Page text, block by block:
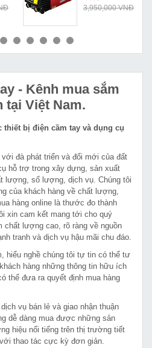
MUA NGAY
3,950,000 VNĐ
- Kênh mua sắm
Việt Nam.
thiết bị điện cầm tay và dụng cụ
đà phát triển và đổi mới của đất
hỗ trợ trong xây dựng, sản xuất
lượng, số lượng, dịch vụ. Chúng tôi
của khách hàng về chất lượng,
hàng online là thước đo thành
xin cam kết mang tới cho quý
chất lượng cao, rõ ràng về nguồn
tranh và dịch vụ hậu mãi chu đáo.
hiểu nghề chúng tôi tự tin có thể tư
hàng những thông tin hữu ích
thể đưa ra quyết định mua hàng
vụ bán lẻ và giao nhận thuận
dễ dàng mua được những sản
hiệu nổi tiếng trên thị trường tiết
thao tác cực kỳ đơn giản.